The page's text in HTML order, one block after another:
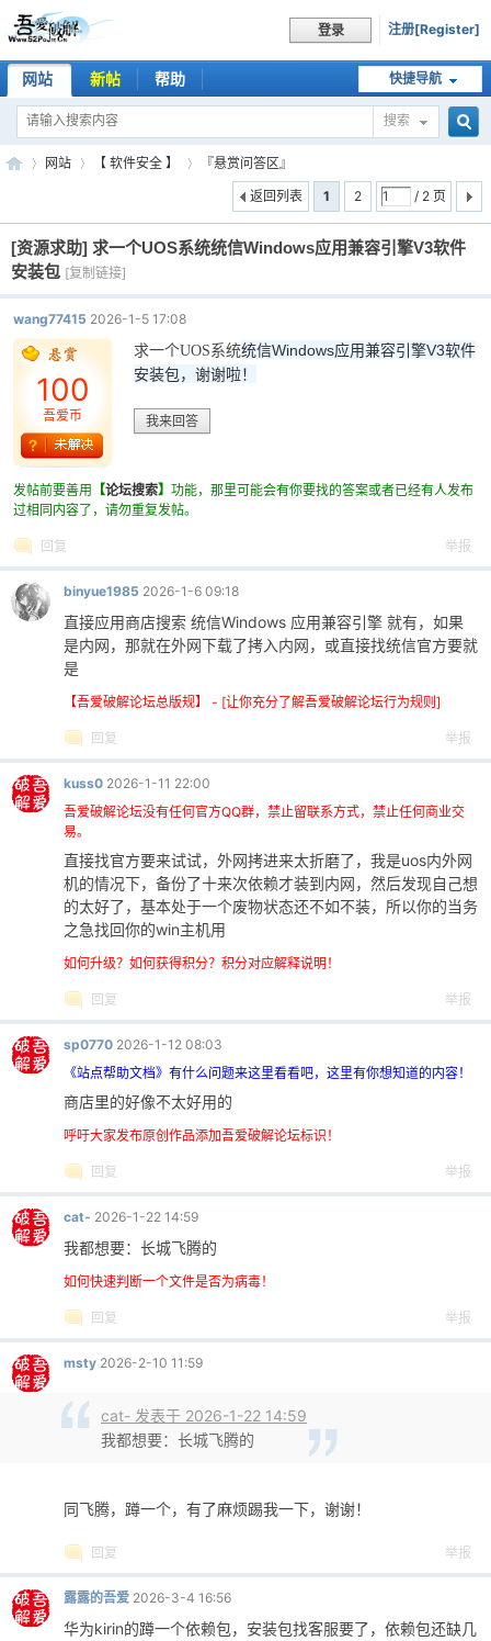
登录 注册[Register]
快捷导航
网站 新帖 帮助
搜索
索
吾
52
po
»
网站
›
【 软件安全 】
›
『悬赏问答区』
1
2 / 2 页
返回列表
[资源求助] 求一个UOS系统统信Windows应用兼容引擎V3软件
安装包 [复制链接]
wang77415 2026-1-5 17:08
100
吾爱币
求一个UOS系统统信Windows应用兼容引擎V3软件
安装包，谢谢啦！
我来回答
发帖前要善用 【论坛搜索】 功能，那里可能会有你要找的答案或者已经有人发布
过相同内容了，请勿重复发帖。
回复 举报
binyue1985 2026-1-6 09:18
直接应用商店搜索 统信Windows 应用兼容引擎 就有，如果
是内网，那就在外网下载了拷入内网，或直接找统信官方要就
是
【吾爱破解论坛总版规】 - [让你充分了解吾爱破解论坛行为规则]
回复 举报
kuss0 2026-1-11 22:00
吾爱破解论坛没有任何官方QQ群，禁止留联系方式，禁止任何商业交
易。
直接找官方要来试试，外网拷进来太折磨了，我是uos内外网
机的情况下，备份了十来次依赖才装到内网，然后发现自己想
的太好了，基本处于一个废物状态还不如不装，所以你的当务
之急找回你的win主机用
如何升级？如何获得积分？积分对应解释说明！
回复 举报
sp0770 2026-1-12 08:03
《站点帮助文档》有什么问题来这里看看吧，这里有你想知道的内容！
商店里的好像不太好用的
呼吁大家发布原创作品添加吾爱破解论坛标识！
回复 举报
cat- 2026-1-22 14:59
我都想要：长城飞腾的
如何快速判断一个文件是否为病毒！
回复 举报
msty 2026-2-10 11:59
cat- 发表于 2026-1-22 14:59
我都想要：长城飞腾的
同飞腾，蹲一个，有了麻烦踢我一下，谢谢！
回复 举报
露露的吾爱 2026-3-4 16:56
华为kirin的蹲一个依赖包，安装包找客服要了，依赖包还缺几